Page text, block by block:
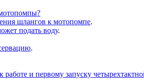
шлангов к мотопомпе.
подать воду.
.
работе и первому запуску